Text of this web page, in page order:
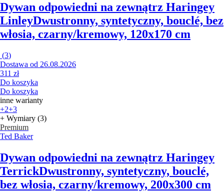
Dywan odpowiedni na zewnątrz Haringey
LinleyDwustronny, syntetyczny, bouclé, bez
włosia, czarny/kremowy, 120x170 cm
(3)
Dostawa od 26.08.2026
311 zł
Do koszyka
Do koszyka
inne warianty
+2+3
+ Wymiary (3)
Premium
Ted Baker
Dywan odpowiedni na zewnątrz Haringey
TerrickDwustronny, syntetyczny, bouclé,
bez włosia, czarny/kremowy, 200x300 cm